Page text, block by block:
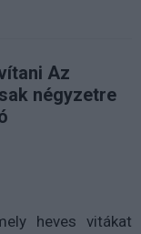
Az
négyzetre
heves vitákat